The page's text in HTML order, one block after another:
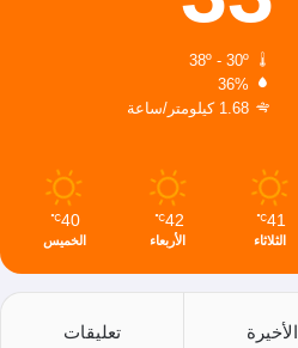
38º - 30º
36%
1.68 كيلومتر/ساعة
41
℃
الثلاثاء
42
℃
الأربعاء
40
℃
الخميس
الأخيرة تعليقات